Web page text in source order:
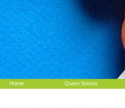
Home Quem Somos